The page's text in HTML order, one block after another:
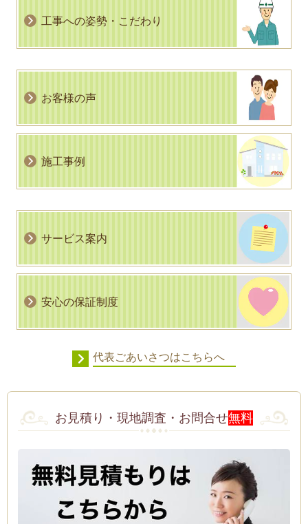
工事への姿勢・こだわり
お客様の声
施工事例
サービス案内
安心の保証制度
代表ごあいさつはこちらへ
お見積り・現地調査・お問合せ無料